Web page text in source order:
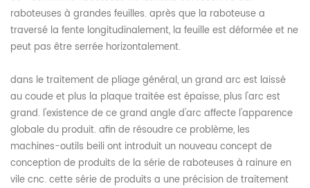
raboteuses à grandes feuilles. après que la raboteuse a
traversé la fente longitudinalement, la feuille est déformée et ne
peut pas être serrée horizontalement.
dans le traitement de pliage général, un grand arc est laissé
au coude et plus la plaque traitée est épaisse, plus l'arc est
grand. l'existence de ce grand angle d'arc affecte l'apparence
globale du produit. afin de résoudre ce problème, les
machines-outils beili ont introduit un nouveau concept de
conception de produits de la série de raboteuses à rainure en
vile cnc. cette série de produits a une précision de traitement